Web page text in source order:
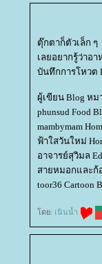
ตุ๊กตาก็ตัวเล็ก ๆ
เลยอยากรู้ว่าอ
บันทึกการโหวต
ผู้เขียน Blog หม
phunsud Food
mambymam
ฟ้าใสวันใหม่
อาจารย์สุวิมล
สายหมอกและก้
toor36 Cartoon
ดย: เนินน้ำ